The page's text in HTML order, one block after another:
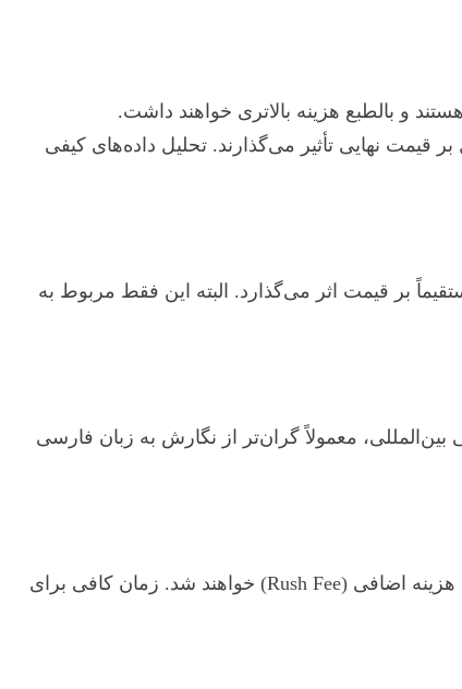
و بالطبع هزینه بالاتری خواهند داشت.
قیمت نهایی تأثیر می‌گذارند. تحلیل داده‌های کیفی
بر قیمت اثر می‌گذارد. البته این فقط مربوط به
بین‌المللی، معمولاً گران‌تر از نگارش به زبان فارسی
پروژه‌هایی که با فوریت بالا (مثلاً در کمتر از یک ماه) درخواست می‌شوند، به دلیل نیاز به کار فشرده و خارج از برنامه، مشمول هزینه اضافی (Rush Fee) خواهند شد. زمان کافی برای